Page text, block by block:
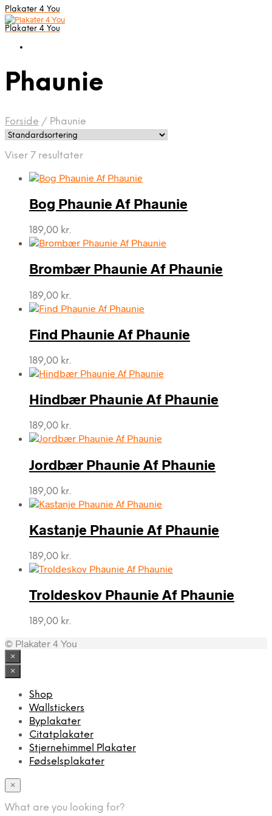
Plakater 4 You
Plakater 4 You
Phaunie
Forside / Phaunie
Viser 7 resultater
Bog Phaunie Af Phaunie
189,00 kr.
Brombær Phaunie Af Phaunie
189,00 kr.
Find Phaunie Af Phaunie
189,00 kr.
Hindbær Phaunie Af Phaunie
189,00 kr.
Jordbær Phaunie Af Phaunie
189,00 kr.
Kastanje Phaunie Af Phaunie
189,00 kr.
Troldeskov Phaunie Af Phaunie
189,00 kr.
© Plakater 4 You
×
×
Shop
Wallstickers
Byplakater
Citatplakater
Stjernehimmel Plakater
Fødselsplakater
×
What are you looking for?